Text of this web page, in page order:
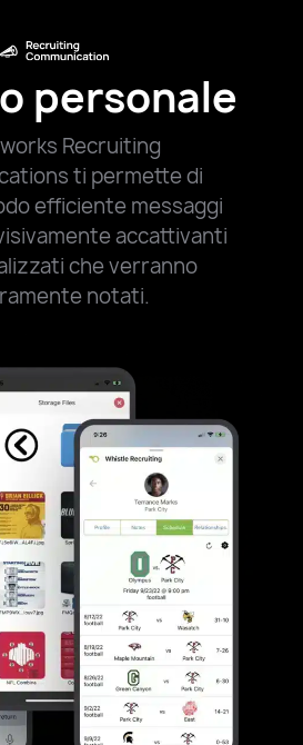
personale
Recruiting
ti permette di
efficiente messaggi
accattivanti
che verranno
notati.